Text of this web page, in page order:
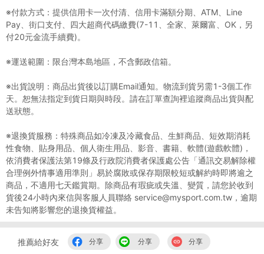
※付款方式：提供信用卡一次付清、信用卡滿額分期、ATM、Line
Pay、街口支付、四大超商代碼繳費(7-11、全家、萊爾富、OK，另
付20元金流手續費)。
※運送範圍：限台灣本島地區，不含郵政信箱。
※出貨說明：商品出貨後以訂購Email通知。物流到貨另需1-3個工作
天。恕無法指定到貨日期與時段。請在訂單查詢裡追蹤商品出貨與配
送狀態。
※退換貨服務：特殊商品如冷凍及冷藏食品、生鮮商品、短效期消耗
性食物、貼身用品、個人衛生用品、影音、書籍、軟體(遊戲軟體)，
依消費者保護法第19條及行政院消費者保護處公告「通訊交易解除權
合理例外情事適用準則」易於腐敗或保存期限較短或解約時即將逾之
商品，不適用七天鑑賞期。除商品有瑕疵或失溫、變質，請您於收到
貨後24小時內來信與客服人員聯絡 service@mysport.com.tw，逾期
未告知將影響您的退換貨權益。
推薦給好友 分享 分享 分享